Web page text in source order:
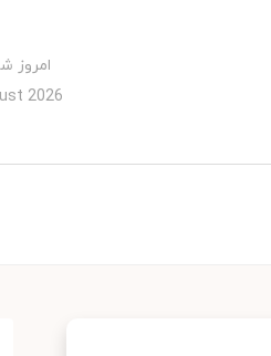
امروز شنبه 17
2026